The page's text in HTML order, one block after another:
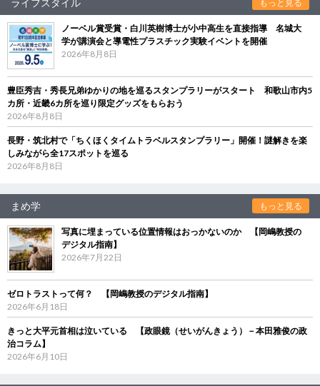
ライフスタイル もっと見る
ノーベル賞受賞・白川英樹博士が小中高生を直接指導 名城大
学が講演会と導電性プラスチック実験イベントを開催
2026年8月8日
豊臣秀吉・秀長兄弟ゆかりの地を巡るスタンプラリーがスタート 和歌山市内5
カ所・近畿6カ所を巡り限定グッズをもらおう
2026年8月8日
長野・筑北村で「ちくほくタイムトラベルスタンプラリー」開催！謎解きを楽
しみながら全17スポットを巡る
2026年8月8日
まめ学 もっと見る
写真に埋まっている位置情報はおっかないのか 【岡嶋教授の
デジタル指南】
2026年7月22日
ゼロトラストって何？ 【岡嶋教授のデジタル指南】
2026年6月18日
きっと大平元首相は泣いている 【政眼鏡（せいがんきょう）－本田雅俊の政
治コラム】
2026年6月10日